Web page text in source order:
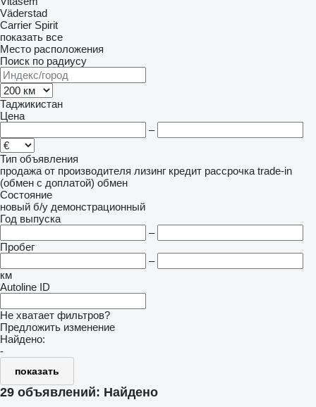
Väderstad
Carrier Spirit
показать все
Место расположения
Поиск по радиусу
Таджикистан
Цена
–
Тип объявления
продажа от производителя лизинг кредит рассрочка trade-in
(обмен с доплатой) обмен
Состояние
новый б/у демонстрационный
Год выпуска
–
Пробег
–
км
Autoline ID
Не хватает фильтров?
Предложить изменение
Найдено:
-
показать
29 объявлений: Найдено